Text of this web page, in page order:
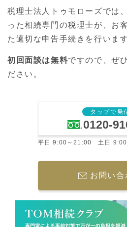
税理士法人トゥモローズでは
った相続専門の税理士が、お
た適切な申告手続きを行います
初回面談は無料ですので、ぜ
ださい。
タップで発
0120-
平日 9:00～21:00 土日
お問い合